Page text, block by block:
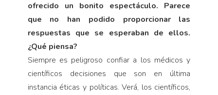
ofrecido un bonito espectáculo. Parece
que no han podido proporcionar las
respuestas que se esperaban de ellos.
¿Qué piensa?
Siempre es peligroso confiar a los médicos y
científicos decisiones que son en última
instancia éticas y políticas. Verá, los científicos,